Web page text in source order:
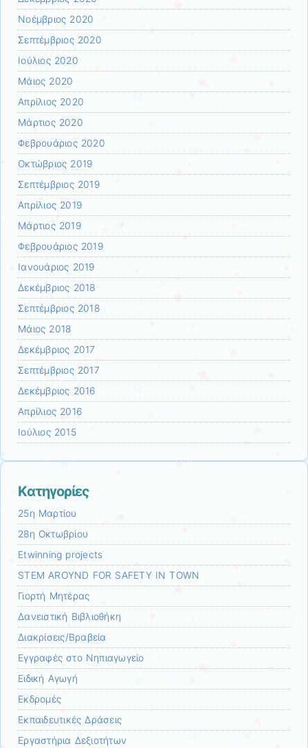
Νοέμβριος 2020
Σεπτέμβριος 2020
Ιούλιος 2020
Μάιος 2020
Απρίλιος 2020
Μάρτιος 2020
Φεβρουάριος 2020
Οκτώβριος 2019
Σεπτέμβριος 2019
Απρίλιος 2019
Μάρτιος 2019
Φεβρουάριος 2019
Ιανουάριος 2019
Δεκέμβριος 2018
Σεπτέμβριος 2018
Μάιος 2018
Δεκέμβριος 2017
Σεπτέμβριος 2017
Δεκέμβριος 2016
Απρίλιος 2016
Ιούλιος 2015
Kατηγορίες
25η Μαρτίου
28η Οκτωβρίου
Etwinning projects
STEM AROYND FOR SAFETY IN TOWN
Γιορτή Μητέρας
Δανειστική Βιβλιοθήκη
Διακρίσεις/Βραβεία
Εγγραφές στο Νηπιαγωγείο
Ειδική Αγωγή
Εκδρομές
Εκπαιδευτικές Δράσεις
Εργαστήρια Δεξιοτήτων